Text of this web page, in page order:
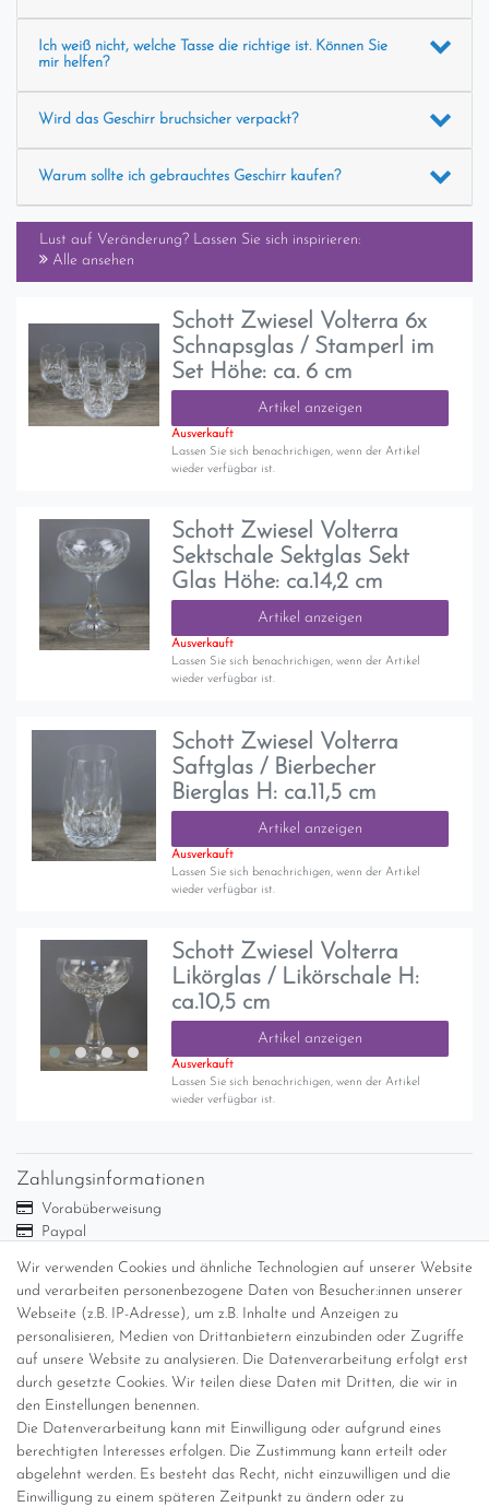
Ich weiß nicht, welche Tasse die richtige ist. Können Sie
mir helfen?
Wird das Geschirr bruchsicher verpackt?
Warum sollte ich gebrauchtes Geschirr kaufen?
Lust auf Veränderung? Lassen Sie sich inspirieren:
Alle ansehen
Schott Zwiesel Volterra 6x
Schnapsglas / Stamperl im
Set Höhe: ca. 6 cm
Artikel anzeigen
Ausverkauft
Lassen Sie sich benachrichigen, wenn der Artikel
wieder verfügbar ist.
Schott Zwiesel Volterra
Sektschale Sektglas Sekt
Glas Höhe: ca.14,2 cm
Artikel anzeigen
Ausverkauft
Lassen Sie sich benachrichigen, wenn der Artikel
wieder verfügbar ist.
Schott Zwiesel Volterra
Saftglas / Bierbecher
Bierglas H: ca.11,5 cm
Artikel anzeigen
Ausverkauft
Lassen Sie sich benachrichigen, wenn der Artikel
wieder verfügbar ist.
Schott Zwiesel Volterra
Likörglas / Likörschale H:
ca.10,5 cm
Artikel anzeigen
Ausverkauft
Lassen Sie sich benachrichigen, wenn der Artikel
wieder verfügbar ist.
Wir verwenden Cookies und ähnliche Technologien auf unserer Website
und verarbeiten personenbezogene Daten von Besucher:innen unserer
Webseite (z.B. IP-Adresse), um z.B. Inhalte und Anzeigen zu
personalisieren, Medien von Drittanbietern einzubinden oder Zugriffe
auf unsere Website zu analysieren. Die Datenverarbeitung erfolgt erst
durch gesetzte Cookies. Wir teilen diese Daten mit Dritten, die wir in
den Einstellungen benennen.
Die Datenverarbeitung kann mit Einwilligung oder aufgrund eines
berechtigten Interesses erfolgen. Die Zustimmung kann erteilt oder
abgelehnt werden. Es besteht das Recht, nicht einzuwilligen und die
Einwilligung zu einem späteren Zeitpunkt zu ändern oder zu
Zahlungsinformationen
Vorabüberweisung
Paypal
Versandinformationen
Versand per GLS (6,90 Euro) oder DHL (8,49 Euro ) inkl. MwSt.
(innerhalb Deutschlands)
kostenfreie Lieferung ab 150 Euro Warenwert (innerhalb
Deutschlands)
Übersicht Internationale Versandkosten
Wir kaufen an